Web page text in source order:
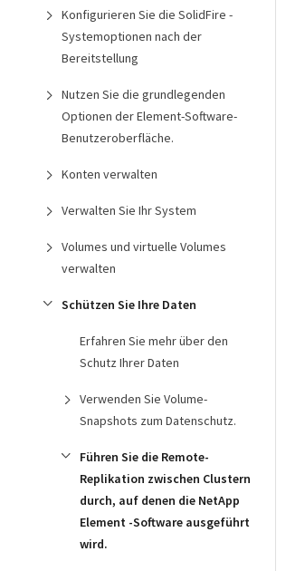
Konfigurieren Sie die SolidFire -
Systemoptionen nach der
Bereitstellung
Nutzen Sie die grundlegenden
Optionen der Element-Software-
Benutzeroberfläche.
Konten verwalten
Verwalten Sie Ihr System
Volumes und virtuelle Volumes
verwalten
Schützen Sie Ihre Daten
Erfahren Sie mehr über den
Schutz Ihrer Daten
Verwenden Sie Volume-
Snapshots zum Datenschutz.
Führen Sie die Remote-
Replikation zwischen Clustern
durch, auf denen die NetApp
Element -Software ausgeführt
wird.